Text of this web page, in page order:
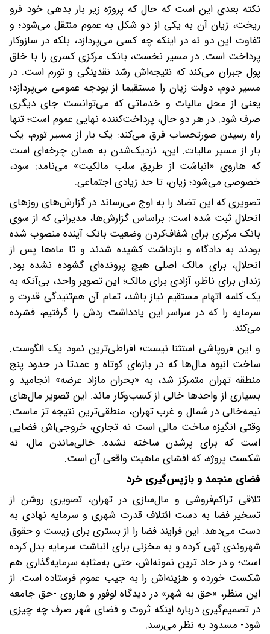
نکته بعدی این است که حال که پروژه زیر بار بدهی خود فرو
ریخت، زیان آن به یکی از دو شکل به عموم منتقل می‌شود؛ و
تفاوت این دو نه در اینکه چه کسی می‌پردازد، بلکه در سازوکار
پرداخت است. در مسیر نخست، بانک مرکزی کسری را با خلق
پول جبران می‌کند که نتیجه‌اش رشد نقدینگی و تورم است. در
مسیر دوم، دولت زیان را مستقیما از بودجه عمومی می‌پردازد؛
یعنی از محل مالیات و خدماتی که می‌توانست جای دیگری
صرف شود. در هر دو حال، پرداخت‌کننده نهایی عموم است؛ تنها
راه رسیدن صورتحساب فرق می‌کند: یک‌ بار از مسیر تورم، یک‌
بار از مسیر مالیات. این، نزدیک‌شدن به همان چرخه‌ای است
که هاروی «انباشت از طریق سلب مالکیت» می‌نامد: سود،
خصوصی می‌شود؛ زیان، تا حد زیادی اجتماعی.
تصویری که این تضاد را به اوج می‌رساند در گزارش‌های روزهای
انحلال ثبت شده است: بر‌اساس گزارش‌ها، مدیرانی که از سوی
بانک مرکزی برای شفاف‌کردن وضعیت بانک آینده منصوب شده
بودند به دادگاه و بازداشت کشیده شدند و تا ماه‌ها پس از
انحلال، برای مالک اصلی هیچ پرونده‌ای گشوده نشده بود.
زندان برای ناظر، آزادی برای مالک؛ این تصویر واحد، بی‌آنکه به
یک کلمه اتهام مستقیم نیاز باشد، تمام آن هم‌تنیدگی قدرت و
سرمایه را که در سراسر این یادداشت ردش را گرفتیم، فشرده
می‌کند.
و این فروپاشی استثنا نیست؛ افراطی‌ترین نمود یک الگوست.
ساخت انبوه مال‌ها که در بازه‌ای کوتاه و عمدتا در حدود پنج
منطقه تهران متمرکز شد، به «بحران مازاد عرضه» انجامید و
بسیاری از واحدها خالی از کسب‌وکار ماند. این تصویر مال‌های
نیمه‌خالی در شمال و غرب تهران، منطقی‌ترین نتیجه تز ماست:
وقتی انگیزه ساخت مالی است نه تجاری، خروجی‌اش فضایی
است که برای پرشدن ساخته نشده. خالی‌ماندن مال، نه
شکست پروژه، که افشای ماهیت واقعی آن است.
فضای منجمد و بازپس‌گیری خرد
تلاقی تراکم‌فروشی و مال‌سازی در تهران، تصویری روشن از
تسخیر فضا به دست ائتلاف قدرت شهری و سرمایه نهادی به
دست می‌دهد. این فرایند فضا را از بستری برای زیست و حقوق
شهروندی تهی کرده و به مخزنی برای انباشت سرمایه بدل کرده
است؛ و در حاد ترین نمونه‌اش، حتی به‌مثابه سرمایه‌گذاری هم
شکست خورده و هزینه‌اش را به جیب عموم فرستاده است. از
این منظر، «حق به شهر» در دیدگاه لوفور و هاروی -حق جامعه
در تصمیم‌گیری درباره اینکه ثروت و فضای شهر صرف چه چیزی
شود- مسدود به نظر می‌رسد.